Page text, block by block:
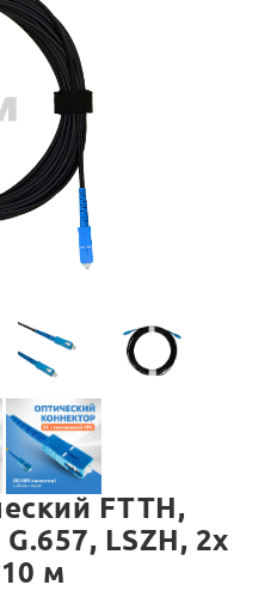
FTTH,
LSZH, 2x
м